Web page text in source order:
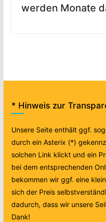
werden Monate
* Hinweis zur
Unsere Seite enthält ggf.
durch ein Asterix (*)
solchen Link klickt und ein
bei dem entsprechenden
bekommen wir ggf. eine
sich der Preis
dadurch, dass wir unsere
Dank!